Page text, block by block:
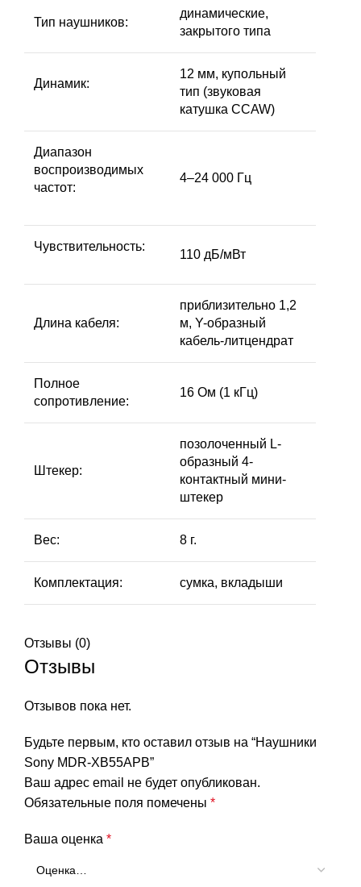
Тип наушников:
динамические,
закрытого типа
Динамик:
12 мм, купольный
тип (звуковая
катушка CCAW)
Диапазон
воспроизводимых
частот:
4–24 000 Гц
Чувствительность:
110 дБ/мВт
Длина кабеля:
приблизительно 1,2
м, Y-образный
кабель-литцендрат
Полное
сопротивление:
16 Ом (1 кГц)
Штекер:
позолоченный L-
образный 4-
контактный мини-
штекер
Вес: 8 г.
Комплектация: сумка, вкладыши
Отзывы (0)
Отзывы
Отзывов пока нет.
Будьте первым, кто оставил отзыв на “Наушники
Sony MDR-XB55APB”
Ваш адрес email не будет опубликован.
Обязательные поля помечены *
Ваша оценка *